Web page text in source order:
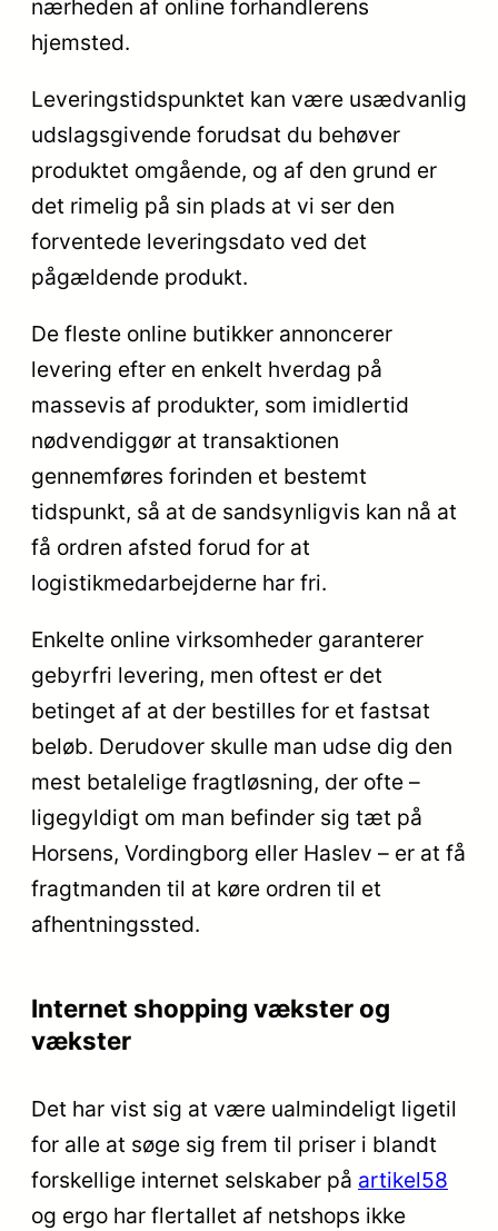
nærheden af online forhandlerens
hjemsted.
Leveringstidspunktet kan være usædvanlig
udslagsgivende forudsat du behøver
produktet omgående, og af den grund er
det rimelig på sin plads at vi ser den
forventede leveringsdato ved det
pågældende produkt.
De fleste online butikker annoncerer
levering efter en enkelt hverdag på
massevis af produkter, som imidlertid
nødvendiggør at transaktionen
gennemføres forinden et bestemt
tidspunkt, så at de sandsynligvis kan nå at
få ordren afsted forud for at
logistikmedarbejderne har fri.
Enkelte online virksomheder garanterer
gebyrfri levering, men oftest er det
betinget af at der bestilles for et fastsat
beløb. Derudover skulle man udse dig den
mest betalelige fragtløsning, der ofte –
ligegyldigt om man befinder sig tæt på
Horsens, Vordingborg eller Haslev – er at få
fragtmanden til at køre ordren til et
afhentningssted.
Internet shopping vækster og
vækster
Det har vist sig at være ualmindeligt ligetil
for alle at søge sig frem til priser i blandt
forskellige internet selskaber på artikel58
og ergo har flertallet af netshops ikke